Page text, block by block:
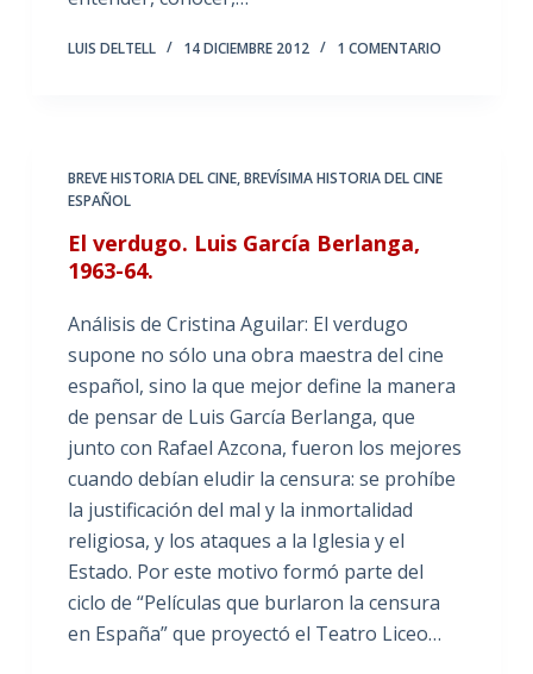
LUIS DELTELL 14 DICIEMBRE 2012 1 COMENTARIO
BREVE HISTORIA DEL CINE,BREVÍSIMA HISTORIA DEL CINE
ESPAÑOL
El verdugo. Luis García Berlanga,
1963-64.
Análisis de Cristina Aguilar: El verdugo
supone no sólo una obra maestra del cine
español, sino la que mejor define la manera
de pensar de Luis García Berlanga, que
junto con Rafael Azcona, fueron los mejores
cuando debían eludir la censura: se prohíbe
la justificación del mal y la inmortalidad
religiosa, y los ataques a la Iglesia y el
Estado. Por este motivo formó parte del
ciclo de “Películas que burlaron la censura
en España” que proyectó el Teatro Liceo…